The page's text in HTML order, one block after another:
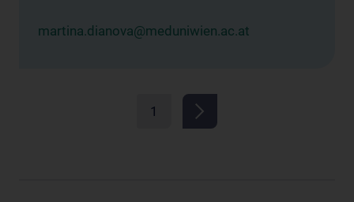
martina.dianova@meduniwien.ac.at
1